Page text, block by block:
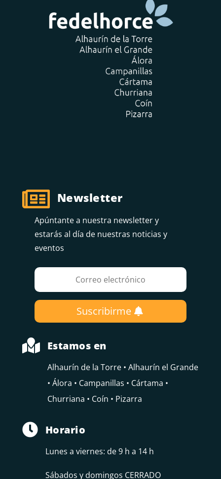
 Newsletter
Apúntante a nuestra newsletter y
estarás al día de nuestras noticias y
eventos
Suscribirme
 Estamos en
Alhaurín de la Torre • Alhaurín el Grande
• Álora • Campanillas • Cártama •
Churriana • Coín • Pizarra
 Horario
Lunes a viernes: de 9 h a 14 h
Sábados y domingos CERRADO